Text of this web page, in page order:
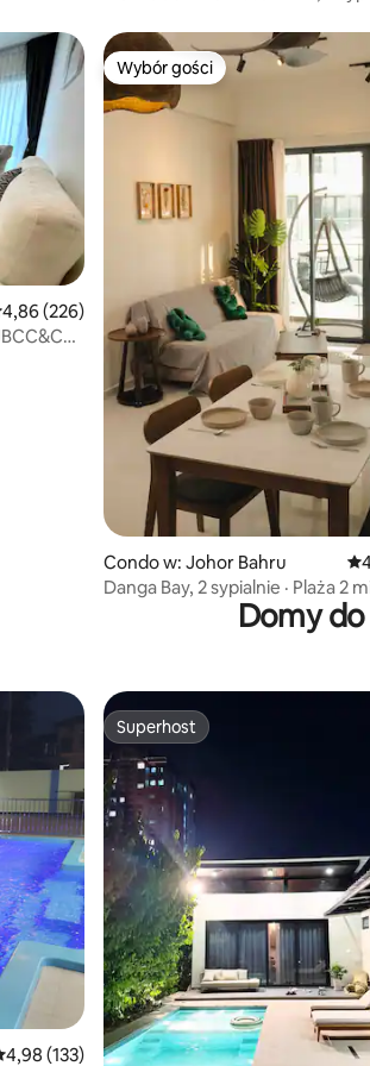
ocena: 4,86 na 5, liczba recenzji: 226
4,86 (226)
Wybór gości
Wybór gości
Condo w: Johor Bahru
Danga Bay, 2 sypialnie · Plaża 2
Widok na basen · 5 osób
Domy
ocena: 4,98 na 5, liczba recenzji: 133
4,98 (133)
Superhost
Superhost